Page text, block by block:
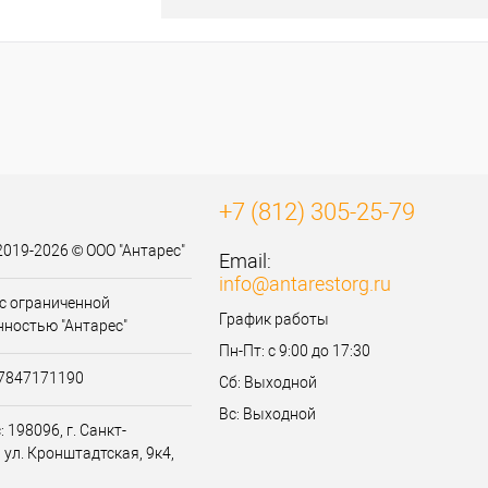
2026 © ООО "Антарес"
ограниченной
"Антарес"
г. Санкт-
ул. Кронштадтская, 9к4,
+7 (812) 305-25-79
Email:
info@antarestorg.ru
График работы
Пн-Пт: с 9:00 до 17:30
Сб: Выходной
Вс: Выходной